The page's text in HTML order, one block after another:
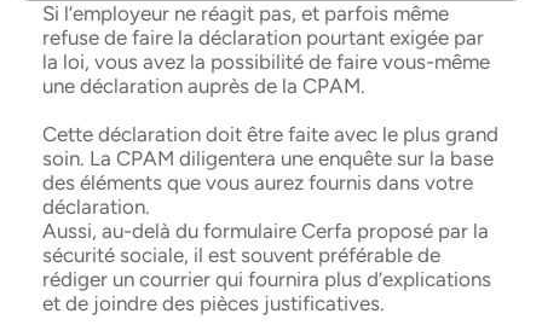
Si l’employeur ne réagit pas, et parfois même
refuse de faire la déclaration pourtant exigée par
la loi, vous avez la possibilité de faire vous-même
une déclaration auprès de la CPAM.
Cette déclaration doit être faite avec le plus grand
soin. La CPAM diligentera une enquête sur la base
des éléments que vous aurez fournis dans votre
déclaration.
Aussi, au-delà du formulaire Cerfa proposé par la
sécurité sociale, il est souvent préférable de
rédiger un courrier qui fournira plus d’explications
et de joindre des pièces justificatives.